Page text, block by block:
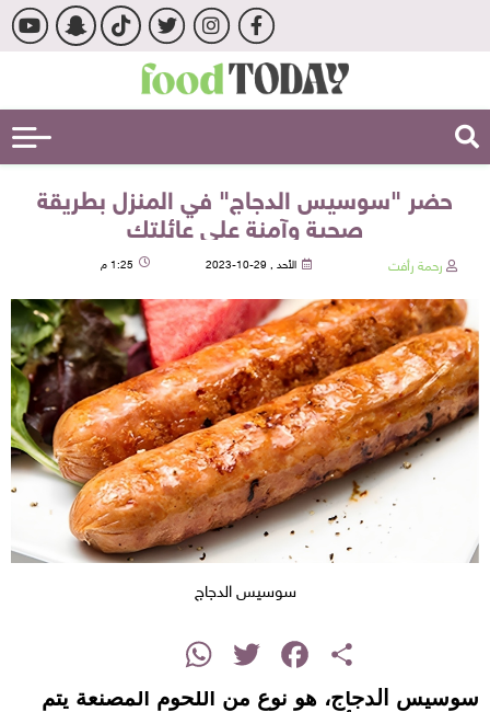
حضر "سوسيس الدجاج" في المنزل بطريقة
صحية وآمنة على عائلتك
رحمة رأفت الأحد , 29-10-2023 1:25 م
سوسيس الدجاج
Share
Facebook
Twitter
WhatsApp
سوسيس الدجاج، هو نوع من اللحوم المصنعة يتم